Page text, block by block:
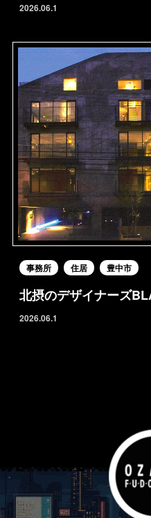
2026.06.1
事務所 住居 豊中市
北摂のデザイナーズ
2026.06.1